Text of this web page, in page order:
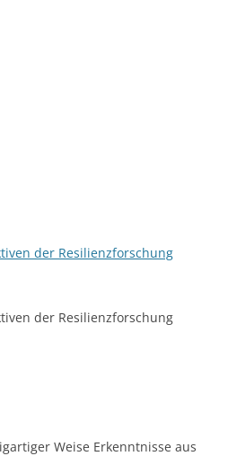
der Resilienzforschung
der Resilienzforschung
Weise Erkenntnisse aus